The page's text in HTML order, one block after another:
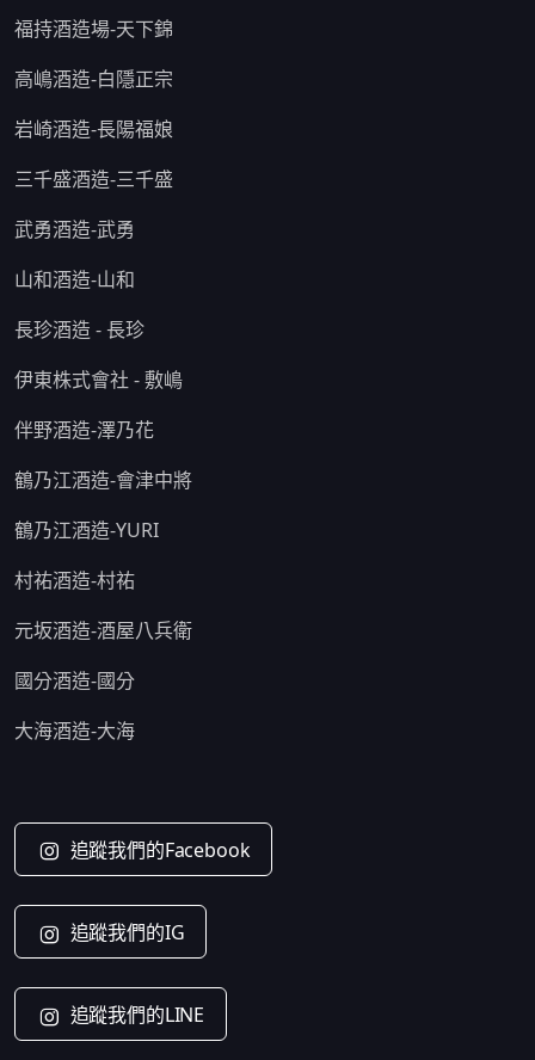
福持酒造場-天下錦
高嶋酒造-白隱正宗
岩崎酒造-長陽福娘
三千盛酒造-三千盛
武勇酒造-武勇
山和酒造-山和
長珍酒造 - 長珍
伊東株式會社 - 敷嶋
伴野酒造-澤乃花
鶴乃江酒造-會津中將
鶴乃江酒造-YURI
村祐酒造-村祐
元坂酒造-酒屋八兵衛
國分酒造-國分
大海酒造-大海
追蹤我們的Facebook
追蹤我們的IG
追蹤我們的LINE